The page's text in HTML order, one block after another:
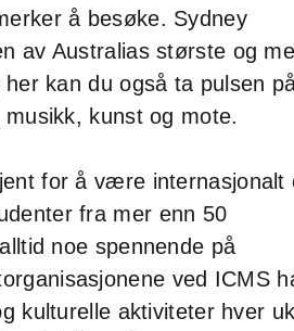
å besøke. Sydney
av Australias største og
kan du også ta pulsen
kunst og mote.
for å være internasjonalt
fra mer enn 50
noe spennende på
ved ICMS
kulturelle aktiviteter hver